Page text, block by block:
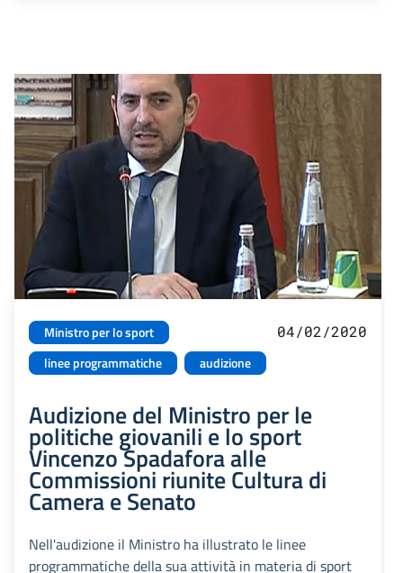
Ministro per lo sport
linee programmatiche
audizione
04/02/2020
Audizione del Ministro per le
politiche giovanili e lo sport
Vincenzo Spadafora alle
Commissioni riunite Cultura di
Camera e Senato
Nell'audizione il Ministro ha illustrato le linee
programmatiche della sua attività in materia di sport